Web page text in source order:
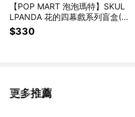
【POP MART 泡泡瑪特】SKUL
LPANDA 花的四幕戲系列盲盒(1
入)
$330
更多推薦
看更多